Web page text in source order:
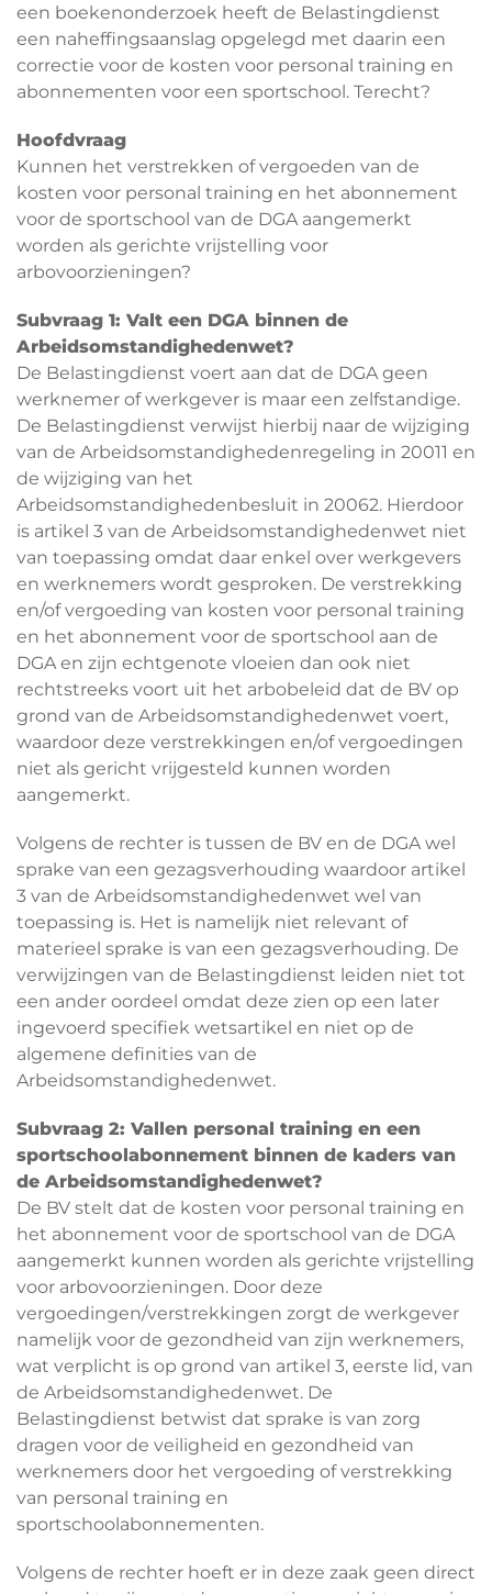
een boekenonderzoek heeft de Belastingdienst
een naheffingsaanslag opgelegd met daarin een
correctie voor de kosten voor personal training en
abonnementen voor een sportschool. Terecht?
Hoofdvraag
Kunnen het verstrekken of vergoeden van de
kosten voor personal training en het abonnement
voor de sportschool van de DGA aangemerkt
worden als gerichte vrijstelling voor
arbovoorzieningen?
Subvraag 1: Valt een DGA binnen de
Arbeidsomstandighedenwet?
De Belastingdienst voert aan dat de DGA geen
werknemer of werkgever is maar een zelfstandige.
De Belastingdienst verwijst hierbij naar de wijziging
van de Arbeidsomstandighedenregeling in 20011 en
de wijziging van het
Arbeidsomstandighedenbesluit in 20062. Hierdoor
is artikel 3 van de Arbeidsomstandighedenwet niet
van toepassing omdat daar enkel over werkgevers
en werknemers wordt gesproken. De verstrekking
en/of vergoeding van kosten voor personal training
en het abonnement voor de sportschool aan de
DGA en zijn echtgenote vloeien dan ook niet
rechtstreeks voort uit het arbobeleid dat de BV op
grond van de Arbeidsomstandighedenwet voert,
waardoor deze verstrekkingen en/of vergoedingen
niet als gericht vrijgesteld kunnen worden
aangemerkt.
Volgens de rechter is tussen de BV en de DGA wel
sprake van een gezagsverhouding waardoor artikel
3 van de Arbeidsomstandighedenwet wel van
toepassing is. Het is namelijk niet relevant of
materieel sprake is van een gezagsverhouding. De
verwijzingen van de Belastingdienst leiden niet tot
een ander oordeel omdat deze zien op een later
ingevoerd specifiek wetsartikel en niet op de
algemene definities van de
Arbeidsomstandighedenwet.
Subvraag 2: Vallen personal training en een
sportschoolabonnement binnen de kaders van
de Arbeidsomstandighedenwet?
De BV stelt dat de kosten voor personal training en
het abonnement voor de sportschool van de DGA
aangemerkt kunnen worden als gerichte vrijstelling
voor arbovoorzieningen. Door deze
vergoedingen/verstrekkingen zorgt de werkgever
namelijk voor de gezondheid van zijn werknemers,
wat verplicht is op grond van artikel 3, eerste lid, van
de Arbeidsomstandighedenwet. De
Belastingdienst betwist dat sprake is van zorg
dragen voor de veiligheid en gezondheid van
werknemers door het vergoeding of verstrekking
van personal training en
sportschoolabonnementen.
Volgens de rechter hoeft er in deze zaak geen direct